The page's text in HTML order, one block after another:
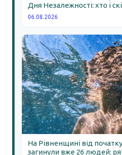
Дня Незалежності: хто і
06.08.2026
На Рівненщині від
загинули вже 26 людей: